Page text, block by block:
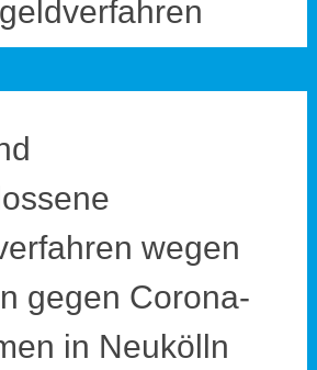
wegen
gegen Corona-
in Neukölln